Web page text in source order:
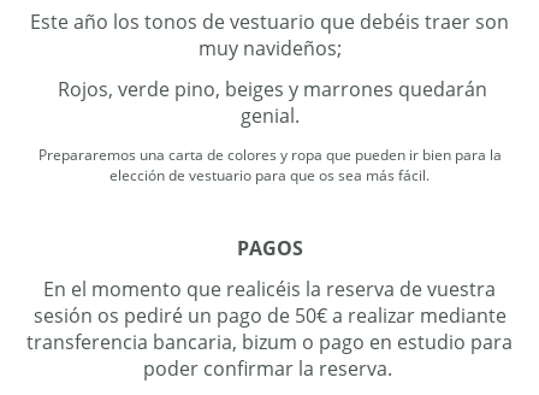
Este año los tonos de vestuario que debéis traer son
muy navideños;
Rojos, verde pino, beiges y marrones quedarán
genial.
Prepararemos una carta de colores y ropa que pueden ir bien para la
elección de vestuario para que os sea más fácil.
PAGOS
En el momento que realicéis la reserva de vuestra
sesión os pediré un pago de 50€ a realizar mediante
transferencia bancaria, bizum o pago en estudio para
poder confirmar la reserva.